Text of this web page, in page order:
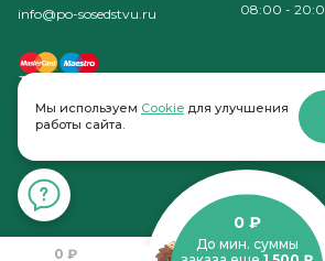
info@po-sosedstvu.ru 08:00 -
© 2022-2026 . По соседству
0 ₽
0 ₽
До мин. суммы
Мы используем Cookie для улучшения
работы сайта.